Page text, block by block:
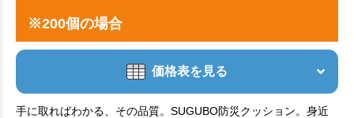
※200個の場合
価格表を見る
手に取ればわかる、その品質。SUGUBO防災クッション。身近